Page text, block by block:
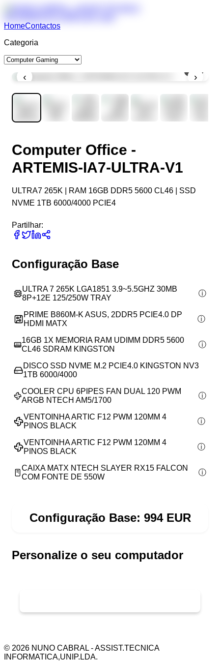
HomeContactos
Categoria
‹ ›
1
Computer Office -
ARTEMIS-IA7-ULTRA-V1
ULTRA7 265K | RAM 16GB DDR5 5600 CL46 | SSD
NVME 1TB 6000/4000 PCIE4
Partilhar:
Configuração Base
ULTRA 7 265K LGA1851 3.9~5.5GHZ 30MB
8P+12E 125/250W TRAY
PRIME B860M-K ASUS, 2DDR5 PCIE4.0 DP
HDMI MATX
16GB 1X MEMORIA RAM UDIMM DDR5 5600
CL46 SDRAM KINGSTON
DISCO SSD NVME M.2 PCIE4.0 KINGSTON NV3
1TB 6000/4000
COOLER CPU 6PIPES FAN DUAL 120 PWM
ARGB NTECH AM5/1700
VENTOINHA ARTIC F12 PWM 120MM 4
PINOS BLACK
VENTOINHA ARTIC F12 PWM 120MM 4
PINOS BLACK
CAIXA MATX NTECH SLAYER RX15 FALCON
COM FONTE DE 550W
Configuração Base: 994 EUR
Personalize o seu computador
© 2026 NUNO CABRAL - ASSIST.TECNICA
INFORMATICA,UNIP.LDA.